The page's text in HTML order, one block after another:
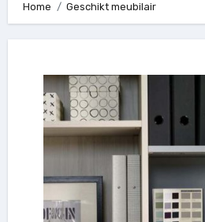
Home Geschikt meubilair